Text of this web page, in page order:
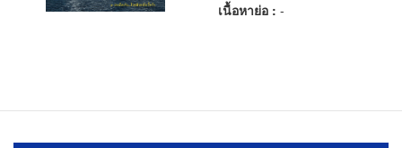
เนื้อหาย่อ :-